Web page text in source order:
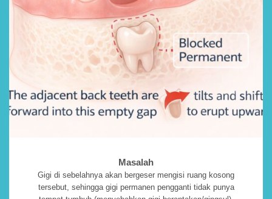
Masalah
Gigi di sebelahnya akan bergeser mengisi ruang kosong
tersebut, sehingga gigi permanen pengganti tidak punya